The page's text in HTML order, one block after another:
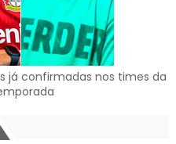
já confirmadas nos times da